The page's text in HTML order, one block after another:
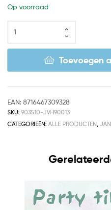
Op voorraad
Toevoegen
EAN: 8716467309328
SKU: 903510-JVH90013
CATEGORIEËN: ALLE PRODUCTEN